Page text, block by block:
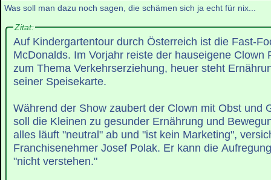
Was soll man dazu noch sagen, die schämen sich ja echt für nix...
Zitat:
Auf Kindergartentour durch Österreich ist die Fast-
McDonalds. Im Vorjahr reiste der hauseigene Clown
zum Thema Verkehrserziehung, heuer steht
seiner Speisekarte.
Während der Show zaubert der Clown mit Obst und
soll die Kleinen zu gesunder Ernährung und
alles läuft "neutral" ab und "ist kein Marketing",
Franchisenehmer Josef Polak. Er kann die
"nicht verstehen."